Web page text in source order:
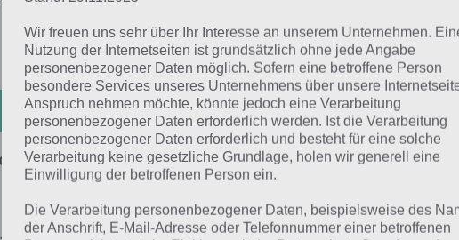
TV Spielfilm
Dies bietet die App von TV Spielfilm. Die
erscheint aber auch in gedruckter Form.
Smartphones und nicht für Tablets. Trotzdem kommen
Kosten. So gibt es eine TV Übersicht zu bestimmten
aber auch eine Übersicht nach TV Sendern sowie Tipps von
sich anschauen sollte.
Diese Tipps sind in verschiedene Kategorien (Spielfilme,
mehr) einsortiert. Auch gibt es eine Merkliste, damit seine
Wir freuen uns sehr über Ihr Interesse an unserem Unternehmen.
Nutzung der Internetseiten ist grundsätzlich ohne jede Angabe
personenbezogener Daten möglich. Sofern eine betroffene Person
besondere Services unseres Unternehmens über unsere
Anspruch nehmen möchte, könnte jedoch eine Verarbeitung
personenbezogener Daten erforderlich werden. Ist die Verarbeitung
personenbezogener Daten erforderlich und besteht für eine solche
Verarbeitung keine gesetzliche Grundlage, holen wir generell eine
Einwilligung der betroffenen Person ein.
Die Verarbeitung personenbezogener Daten, beispielsweise des
der Anschrift, E-Mail-Adresse oder Telefonnummer einer betroffenen